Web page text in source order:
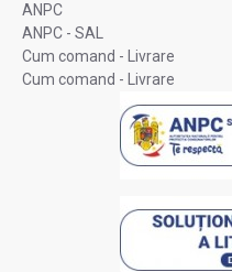
ANPC
ANPC - SAL
Cum comand - Livrare
Cum comand - Livrare